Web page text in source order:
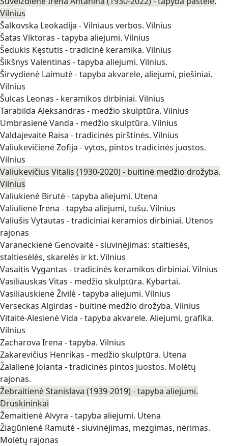
Vilnius
Šalkovska Leokadija - Vilniaus verbos. Vilnius
Šatas Viktoras - tapyba aliejumi. Vilnius
Šedukis Kęstutis - tradicinė keramika. Vilnius
Šikšnys Valentinas - tapyba aliejumi. Vilnius.
Širvydienė Laimutė - tapyba akvarele, aliejumi, piešiniai.
Vilnius
Šulcas Leonas - keramikos dirbiniai. Vilnius
Tarabilda Aleksandras - medžio skulptūra. Vilnius
Umbrasienė Vanda - medžio skulptūra. Vilnius
Valdajevaitė Raisa - tradicinės pirštinės. Vilnius
Valiukevičienė Zofija - vytos, pintos tradicinės juostos.
Vilnius
Valiukevičius Vitalis (1930-2020) - buitinė medžio drožyba.
Vilnius
Valiukienė Birutė - tapyba aliejumi. Utena
Valiulienė Irena - tapyba aliejumi, tušu. Vilnius
Valiušis Vytautas - tradiciniai keramios dirbiniai, Utenos
rajonas
Varaneckienė Genovaitė - siuvinėjimas: staltiesės,
staltiesėlės, skarelės ir kt. Vilnius
Vasaitis Vygantas - tradicinės keramikos dirbiniai. Vilnius
Vasiliauskas Vitas - medžio skulptūra. Kybartai.
Vasiliauskienė Živilė - tapyba aliejumi. Vilnius
Verseckas Algirdas - buitinė medžio drožyba. Vilnius
Vitaitė-Alesienė Vida - tapyba akvarele. Aliejumi, grafika.
Vilnius
Zacharova Irena - tapyba. Vilnius
Zakarevičius Henrikas - medžio skulptūra. Utena
Žalalienė Jolanta - tradicinės pintos juostos. Molėtų
rajonas.
Žebraitienė Stanislava (1939-2019) - tapyba aliejumi.
Druskininkai
Žemaitienė Alvyra - tapyba aliejumi. Utena
Žiagūnienė Ramutė - siuvinėjimas, mezgimas, nėrimas.
Molėtų rajonas